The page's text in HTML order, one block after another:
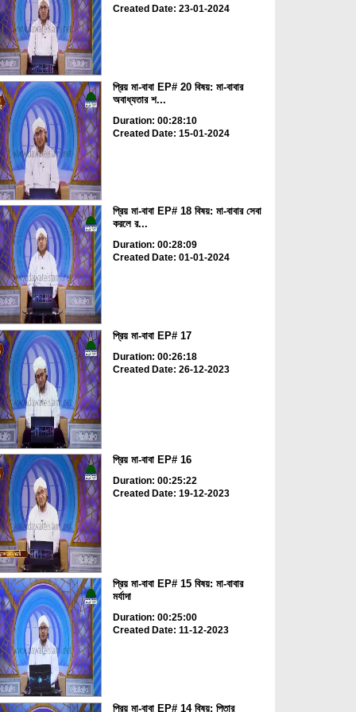
Created Date: 23-01-2024
প্রিয় মা-বাবা EP# 20 বিষয়: মা-বাবার
অবাধ্যতার শ...
Duration: 00:28:10
Created Date: 15-01-2024
প্রিয় মা-বাবা EP# 18 বিষয়: মা-বাবার সেবা
করলে র...
Duration: 00:28:09
Created Date: 01-01-2024
প্রিয় মা-বাবা EP# 17
Duration: 00:26:18
Created Date: 26-12-2023
প্রিয় মা-বাবা EP# 16
Duration: 00:25:22
Created Date: 19-12-2023
প্রিয় মা-বাবা EP# 15 বিষয়: মা-বাবার
মর্যাদা
Duration: 00:25:00
Created Date: 11-12-2023
প্রিয় মা-বাবা EP# 14 বিষয়: পিতার